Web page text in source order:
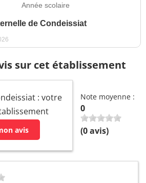
Année scolaire
de Condeissiat
sur cet établissement
: votre
avis
Note moyenne :
0
(0avis)